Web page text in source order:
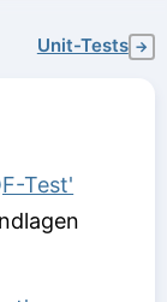
Unit-Tests →
Test'